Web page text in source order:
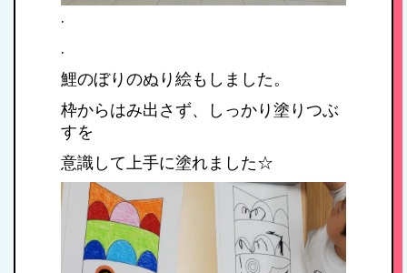
年間行事
施設紹介・園概要
入園案内
.
.
鯉のぼりのぬり絵もしました。
枠からはみ出さず、しっかり塗りつぶ
すを
意識して上手に塗れました☆